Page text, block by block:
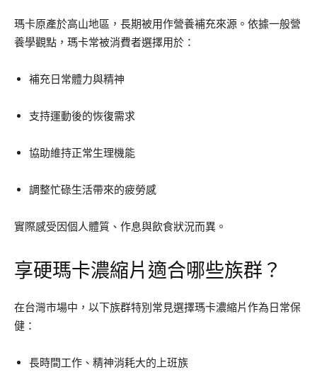
瑪卡原產於高山地區，長期被用作營養補充來源。依據一般營
養學觀點，瑪卡常被消費者選擇用於：
補充日常體力與精神
支持運動後的恢復需求
協助維持正常生理機能
調整忙碌生活帶來的疲勞感
實際感受因個人體質、作息與飲食狀況而異。
享硬瑪卡濃縮片適合哪些族群？
在台灣市場中，以下族群特別常見選擇瑪卡濃縮片作為日常保
健：
長時間工作、精神消耗大的上班族